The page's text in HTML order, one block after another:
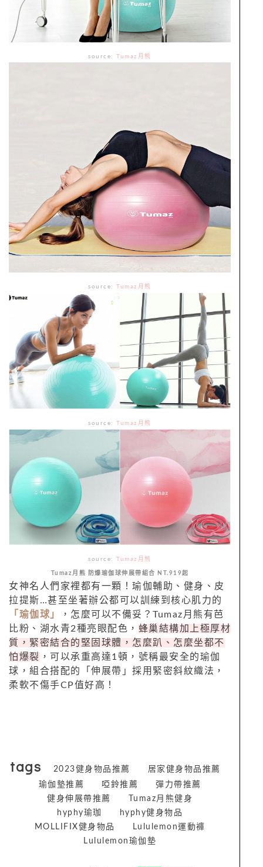
source:Tumaz月熊
source:Tumaz月熊
source:Tumaz月熊
source:Tumaz月熊
Tumaz月熊 防爆瑜伽球伸展帶組合 NT.919起
女神名人們家裡都有一顆！瑜伽輔助、健身、皮
拉提斯…甚至坐著辦公都可以訓練到核心肌力的
「瑜伽球」
，怎麼可以不備妥？Tumaz月熊有芭
比粉、湖水青2種亮眼配色， 蜂巢結構加上極厚材
質，緊密結合的堅固球體，怎麼趴、怎麼坐都不
怕爆裂 ，可以承重高達1頓，號稱最安全的瑜伽
球，組合搭配的「伸展帶」採用緊密斜紋織法，
柔軟不傷手CP值好高！
tags 2023健身物品推薦
居家健身物品推薦
瑜伽墊推薦
啞鈴推薦
彈力帶推薦
健身伸展帶推薦
Tumaz月熊健身
hyphy瑜珈
hyphy健身物品
MOLLIFIX健身物品
Lululemon運動褲
Lululemon瑜伽墊